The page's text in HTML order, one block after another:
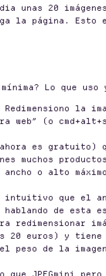
unas 20
la página. Esto
Lo que uso
la
web” (o
ahora es
muchos
o alto
intuitivo que
de esta
redimensionar
euros) y tiene
peso de la